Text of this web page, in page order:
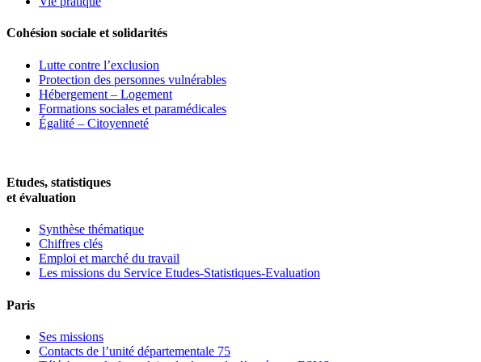
Cohésion sociale et solidarités
Lutte contre l’exclusion
Protection des personnes vulnérables
Hébergement – Logement
Formations sociales et paramédicales
Égalité – Citoyenneté
Etudes, statistiques
et évaluation
Synthèse thématique
Chiffres clés
Emploi et marché du travail
Les missions du Service Etudes-Statistiques-Evaluation
Paris
Ses missions
Contacts de l’unité départementale 75